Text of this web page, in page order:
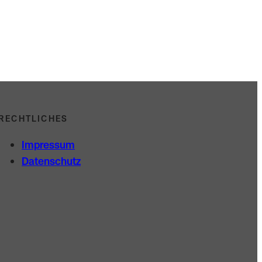
Impressum
Datenschutz